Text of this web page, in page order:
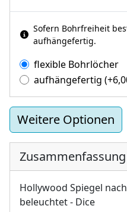
Sofern Bohrfreiheit
aufhängefertig.
flexible Bohrlöcher
aufhängefertig (+
Weitere Optionen
Zusammenfassung
Hollywood Spiegel
beleuchtet - Dice